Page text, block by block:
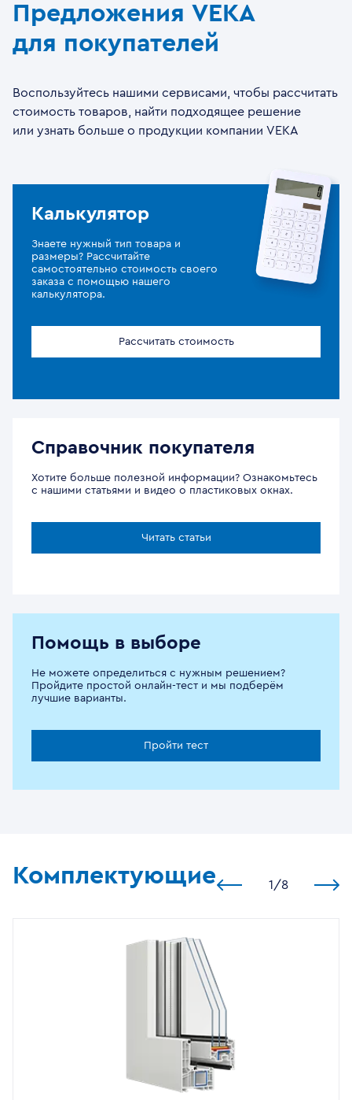
Предложения VEKA
для покупателей
Воспользуйтесь нашими сервисами, чтобы рассчитать
стоимость товаров, найти подходящее решение
или узнать больше о продукции компании VEKA
Калькулятор
Знаете нужный тип товара и
размеры? Рассчитайте
самостоятельно стоимость своего
заказа с помощью нашего
калькулятора.
Рассчитать стоимость
Справочник покупателя
Хотите больше полезной информации? Ознакомьтесь
с нашими статьями и видео о пластиковых окнах.
Читать статьи
Помощь в выборе
Не можете определиться с нужным решением?
Пройдите простой онлайн-тест и мы подберём
лучшие варианты.
Пройти тест
Комплектующие 1 /8